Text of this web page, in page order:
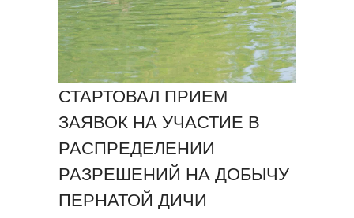
СТАРТОВАЛ ПРИЕМ
ЗАЯВОК НА УЧАСТИЕ В
РАСПРЕДЕЛЕНИИ
РАЗРЕШЕНИЙ НА ДОБЫЧУ
ПЕРНАТОЙ ДИЧИ